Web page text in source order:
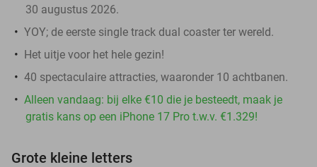
30 augustus 2026.
YOY; de eerste single track dual coaster ter wereld.
Het uitje voor het hele gezin!
40 spectaculaire attracties, waaronder 10 achtbanen.
Alleen vandaag: bij elke €10 die je besteedt, maak je
gratis kans op een iPhone 17 Pro t.w.v. €1.329!
Grote kleine letters